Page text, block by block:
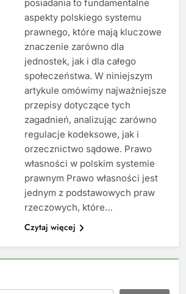
posiadania to fundamentalne
aspekty polskiego systemu
prawnego, które mają kluczowe
znaczenie zarówno dla
jednostek, jak i dla całego
społeczeństwa. W niniejszym
artykule omówimy najważniejsze
przepisy dotyczące tych
zagadnień, analizując zarówno
regulacje kodeksowe, jak i
orzecznictwo sądowe. Prawo
własności w polskim systemie
prawnym Prawo własności jest
jednym z podstawowych praw
rzeczowych, które…
Czytaj więcej